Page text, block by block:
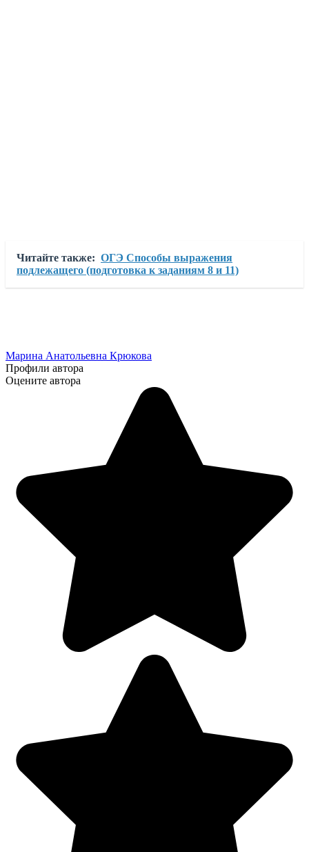
Читайте также: ОГЭ Способы выражения
подлежащего (подготовка к заданиям 8 и 11)
Марина Анатольевна Крюкова
Профили автора
Оцените автора